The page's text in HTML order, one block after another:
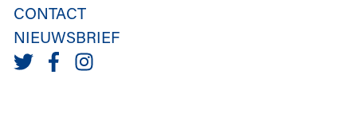
CONTACT
NIEUWSBRIEF